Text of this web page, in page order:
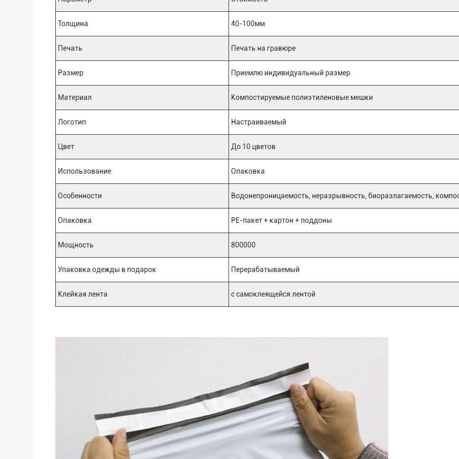
Толщина 40-100мм
Печать Печать на гравюре
Размер Приемлю индивидуальный размер
Материал Компостируемые полиэтиленовые мешки
Логотип Настраиваемый
Цвет До 10 цветов
Использование Опаковка
Особенности Водонепроницаемость, неразрывность, биоразлагаемость,
Опаковка PE-пакет + картон + поддоны
Мощность 800000
Упаковка одежды в подарок Перерабатываемый
Клейкая лента с самоклеящейся лентой